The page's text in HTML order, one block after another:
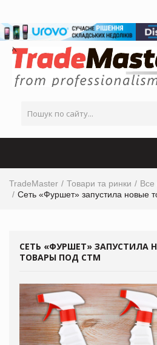
TradeMaster Товари та ринки
Все
Сеть «Фуршет» запустила новые
СЕТЬ «ФУРШЕТ» ЗАПУСТИЛА
ТОВАРЫ ПОД СТМ